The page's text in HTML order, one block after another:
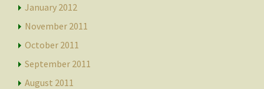
January 2012
November 2011
October 2011
September 2011
August 2011